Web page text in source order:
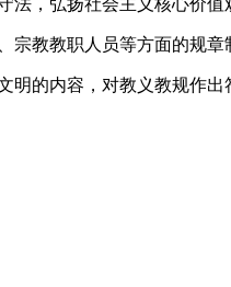
宗教教职人员等方面的规章
的内容，对教义教规作